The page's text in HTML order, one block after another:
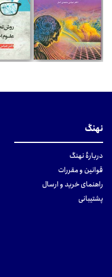
نهنگ
دربارهٔ نهنگ
قوانین و مقررات
راهنمای خرید و ارسال
پشتیبانی